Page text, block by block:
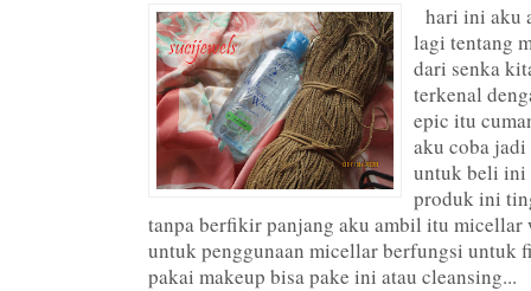
hari ini aku
lagi tentang
dari senka
terkenal
epic itu
aku coba
untuk beli ini
produk ini
tanpa berfikir panjang aku ambil itu micellar
untuk penggunaan micellar berfungsi untuk
pakai makeup bisa pake ini atau cleansing...